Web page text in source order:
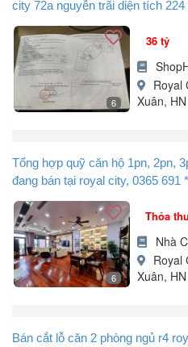
city 72a nguyễn trãi diện tích 224
6
36 tỷ
Royal
Xuân, HN
Chính chủ cần bán gấp
72A Nguyễn Trãi diện tích 224
Do không có nhu cầu sử dụng
Vinhomes Royal City 72A
- Shop: 1 tầng.
- Lô góc thuộc tòa R3: Nhìn
- Diện tích shophouse là: 224 m².
- Hiện tại ...
Tổng hợp quỹ căn hộ 1pn, 2pn,
đang bán tại royal city, 0365 691
6
Thỏa
Nhà
Royal
Xuân, HN
Bán cắt lỗ căn 2 phòng ngủ r4